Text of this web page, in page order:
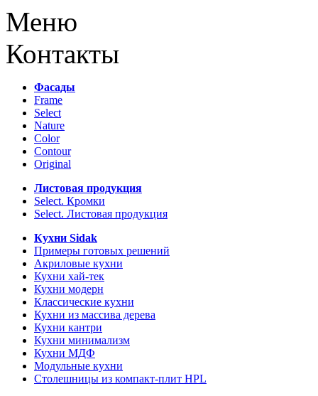
Меню
Контакты
Фасады
Frame
Select
Nature
Color
Contour
Original
Листовая продукция
Select. Кромки
Select. Листовая продукция
Кухни Sidak
Примеры готовых решений
Акриловые кухни
Кухни хай-тек
Кухни модерн
Классические кухни
Кухни из массива дерева
Кухни кантри
Кухни минимализм
Кухни МДФ
Модульные кухни
Столешницы из компакт-плит HPL